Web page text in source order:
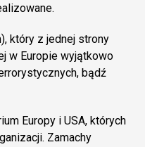
który z jednej strony
w Europie wyjątkowo
bądź
Europy i USA, których
Zamachy